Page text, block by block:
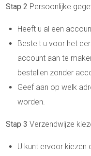
Stap 2 Persoonlijke
Heeft u al een
Bestelt u voor het
account aan te
bestellen zonder
Geef aan op welk
worden.
Stap 3 Verzendwijze
U kunt ervoor kiezen